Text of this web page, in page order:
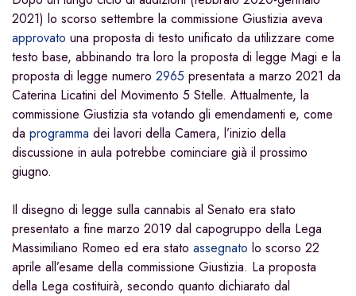
2021) lo scorso settembre la commissione Giustizia aveva
approvato una proposta di testo unificato da utilizzare come
testo base, abbinando tra loro la proposta di legge Magi e la
proposta di legge numero 2965 presentata a marzo 2021 da
Caterina Licatini del Movimento 5 Stelle. Attualmente, la
commissione Giustizia sta votando gli emendamenti e, come
da programma dei lavori della Camera, l’inizio della
discussione in aula potrebbe cominciare già il prossimo
giugno.
Il disegno di legge sulla cannabis al Senato era stato
presentato a fine marzo 2019 dal capogruppo della Lega
Massimiliano Romeo ed era stato assegnato lo scorso 22
aprile all’esame della commissione Giustizia. La proposta
della Lega costituirà, secondo quanto dichiarato dal